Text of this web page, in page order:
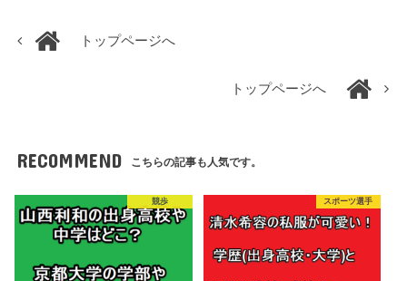
トップページへ
トップページへ
RECOMMEND こちらの記事も人気です。
競歩 スポーツ選手